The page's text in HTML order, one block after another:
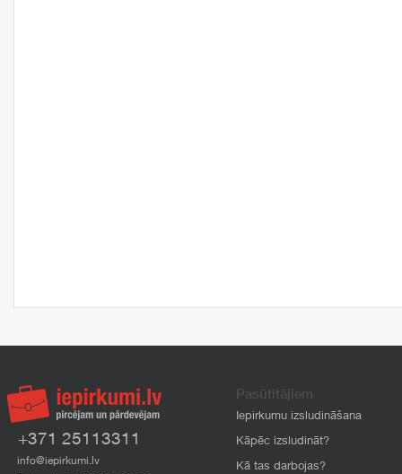
+371 25113311
info@iepirkumi.lv
Pasūtītājiem
Iepirkumu izsludināšana
Kāpēc izsludināt?
Kā tas darbojas?